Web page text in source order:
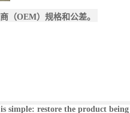
（OEM）规格和公差。
simple: restore the product